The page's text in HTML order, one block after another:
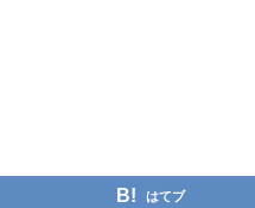
はてブ